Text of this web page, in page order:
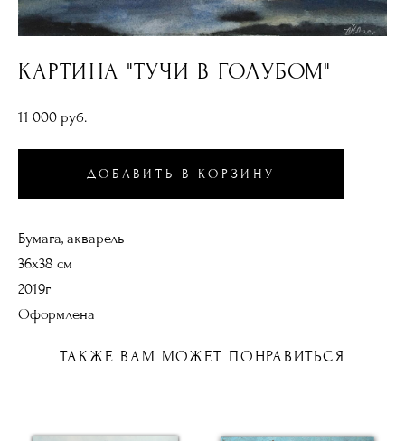
КАРТИНА "ТУЧИ В ГОЛУБОМ"
11 000 pуб.
ДОБАВИТЬ В КОРЗИНУ
Бумага, акварель
36х38 см
2019г
Оформлена
ТАКЖЕ ВАМ МОЖЕТ ПОНРАВИТЬСЯ